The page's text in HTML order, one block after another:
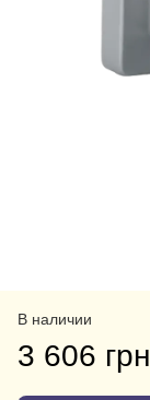
В наличии
3 606 грн